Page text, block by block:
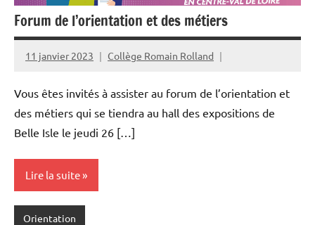
Forum de l’orientation et des métiers
11 janvier 2023 Collège Romain Rolland
Vous êtes invités à assister au forum de l’orientation et
des métiers qui se tiendra au hall des expositions de
Belle Isle le jeudi 26 […]
Lire la suite
Orientation